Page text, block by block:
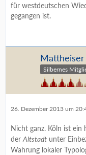
für westdeutschen
gegangen ist.
Mattheiser
Silbernes
26. Dezember 2013 um
Nicht ganz. Köln ist ein
derAltstadt unter
Wahrung lokaler